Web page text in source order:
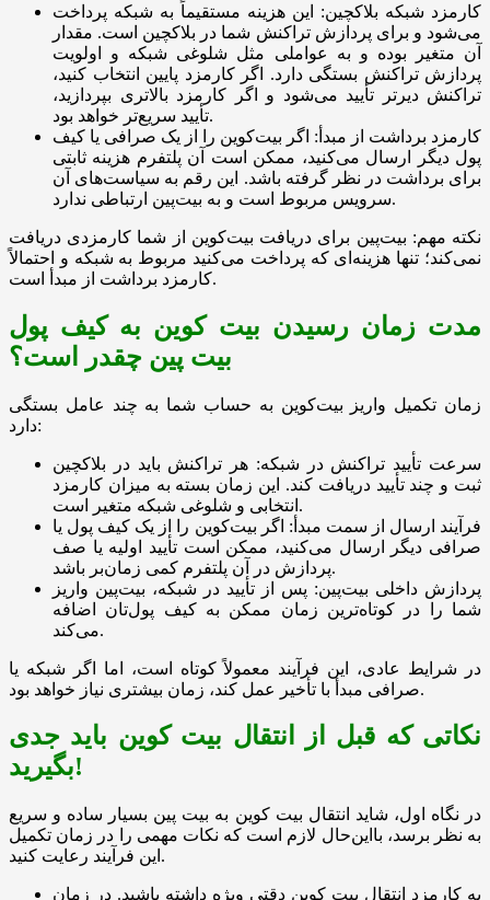
کارمزد شبکه بلاکچین: این هزینه مستقیماً به شبکه پرداخت
می‌شود و برای پردازش تراکنش شما در بلاکچین است. مقدار
آن متغیر بوده و به عواملی مثل شلوغی شبکه و اولویت
پردازش تراکنش بستگی دارد. اگر کارمزد پایین انتخاب کنید،
تراکنش دیرتر تأیید می‌شود و اگر کارمزد بالاتری بپردازید،
تأیید سریع‌تر خواهد بود.
کارمزد برداشت از مبدأ: اگر بیت‌کوین را از یک صرافی یا کیف
پول دیگر ارسال می‌کنید، ممکن است آن پلتفرم هزینه ثابتی
برای برداشت در نظر گرفته باشد. این رقم به سیاست‌های آن
سرویس مربوط است و به بیت‌پین ارتباطی ندارد.
نکته مهم: بیت‌پین برای دریافت بیت‌کوین از شما کارمزدی دریافت
نمی‌کند؛ تنها هزینه‌ای که پرداخت می‌کنید مربوط به شبکه و احتمالاً
کارمزد برداشت از مبدأ است.
مدت زمان رسیدن بیت کوین به کیف پول
بیت پین چقدر است؟
زمان تکمیل واریز بیت‌کوین به حساب شما به چند عامل بستگی
دارد:
سرعت تأیید تراکنش در شبکه: هر تراکنش باید در بلاکچین
ثبت و چند تأیید دریافت کند. این زمان بسته به میزان کارمزد
انتخابی و شلوغی شبکه متغیر است.
فرآیند ارسال از سمت مبدأ: اگر بیت‌کوین را از یک کیف پول یا
صرافی دیگر ارسال می‌کنید، ممکن است تأیید اولیه یا صف
پردازش در آن پلتفرم کمی زمان‌بر باشد.
پردازش داخلی بیت‌پین: پس از تأیید در شبکه، بیت‌پین واریز
شما را در کوتاه‌ترین زمان ممکن به کیف پول‌تان اضافه
می‌کند.
در شرایط عادی، این فرآیند معمولاً کوتاه است، اما اگر شبکه یا
صرافی مبدأ با تأخیر عمل کند، زمان بیشتری نیاز خواهد بود.
نکاتی که قبل از انتقال بیت کوین باید جدی
بگیرید!
در نگاه اول، شاید انتقال بیت کوین به بیت پین بسیار ساده و سریع
به نظر برسد، بااین‌حال لازم است که نکات مهمی را در زمان تکمیل
این فرآیند رعایت کنید.
به کارمزد انتقال بیت کوین دقتی ویژه داشته باشید. در زمان